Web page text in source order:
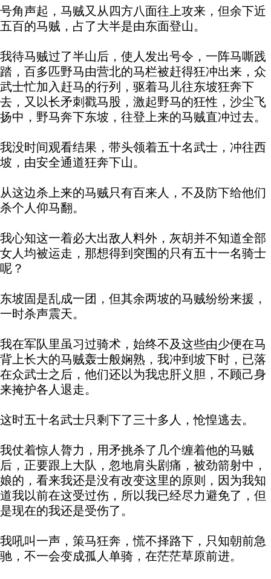
号角声起，马贼又从四方八面往上攻来，但余下近
五百的马贼，占了大半是由东面登山。
我待马贼过了半山后，使人发出号令，一阵马嘶践
踏，百多匹野马由营北的马栏被赶得狂冲出来，众
武士忙加入赶马的行列，驱着马儿往东坡狂奔下
去，又以长矛刺戳马股，激起野马的狂性，沙尘飞
扬中，野马奔下东坡，往登上来的马贼直冲过去。
我没时间观看结果，带头领着五十名武士，冲往西
坡，由安全通道狂奔下山。
从这边杀上来的马贼只有百来人，不及防下给他们
杀个人仰马翻。
我心知这一着必大出敌人料外，灰胡并不知道全部
女人均被运走，那想得到突围的只有五十一名骑士
呢？
东坡固是乱成一团，但其余两坡的马贼纷纷来援，
一时杀声震天。
我在军队里虽习过骑术，始终不及这些由少便在马
背上长大的马贼轰士般娴熟，我冲到坡下时，已落
在众武士之后，他们还以为我忠肝义胆，不顾己身
来掩护各人退走。
这时五十名武士只剩下了三十多人，怆惶逃去。
我仗着惊人膂力，用矛挑杀了几个缠着他的马贼
后，正要跟上大队，忽地肩头剧痛，被劲箭射中，
娘的，看来我还是没有改变这里的原则，因为我知
道我以前在这受过伤，所以我已经尽力避免了，但
是现在的我还是受伤了。
我吼叫一声，策马狂奔，慌不择路下，只知朝前急
驰，不一会变成孤人单骑，在茫茫草原前进。